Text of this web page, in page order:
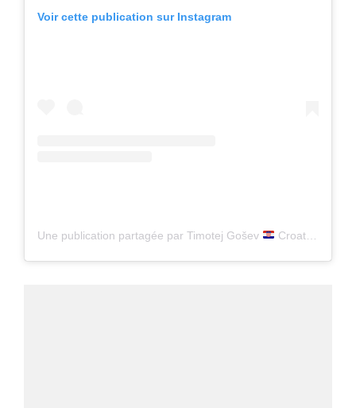
Voir cette publication sur Instagram
Une publication partagée par Timotej Gošev Croatia Travel Photography (@timotej)